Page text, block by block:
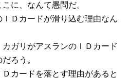
に、なんて愚問だ。
Ｄカードが滑り込む理由なん
ガリがアスランのＩＤカード
ろう。
カードを落とす理由があると